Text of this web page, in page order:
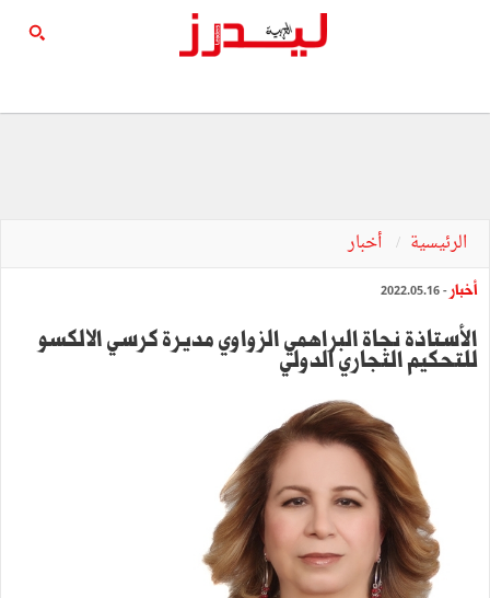
الرئيسية أخبار
أخبار - 2022.05.16
الأستاذة نجاة البراهمي الزواوي مديرة كرسي الالكسو
للتحكيم التجاري الدولي